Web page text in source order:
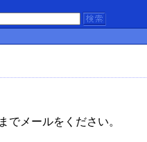
までメールをください。